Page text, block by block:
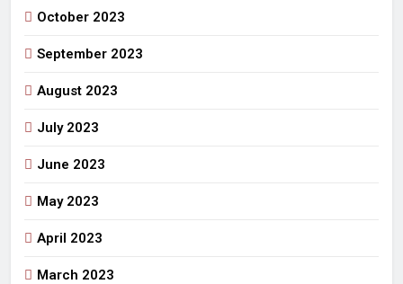
October 2023
September 2023
August 2023
July 2023
June 2023
May 2023
April 2023
March 2023